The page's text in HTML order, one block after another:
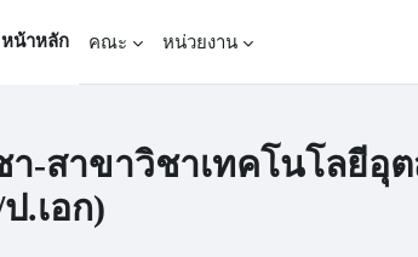
หน้าหลัก
คณะ หน่วยงาน
า-สาขาวิชาเทคโนโลยีอุ
.เอก)